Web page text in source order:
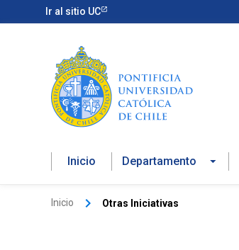
al
Ir al sitio UC
Inicio Departamento
Inicio Otras Iniciativas